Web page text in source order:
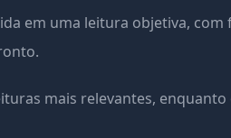
em uma leitura objetiva, com
mais relevantes, enquanto